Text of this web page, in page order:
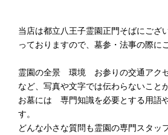
当店は都立八王子霊園正門そばにござ
っておりますので、墓参・法事の際に
霊園の全景 環境 お参りの交通ア
など、写真や文字では伝わらないこと
お墓には 専門知識を必要とする用語
す。
どんな小さな質問も霊園の専門スタッ